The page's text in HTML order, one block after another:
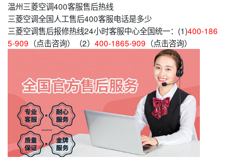
温州三菱空调400客服售后热线
三菱空调全国人工售后400客服电话是多少
三菱空调售后报修热线24小时客服中心全国统一：(1)400-186
5-909 （点击咨询）（2） 400-1865-909 （点击咨询）